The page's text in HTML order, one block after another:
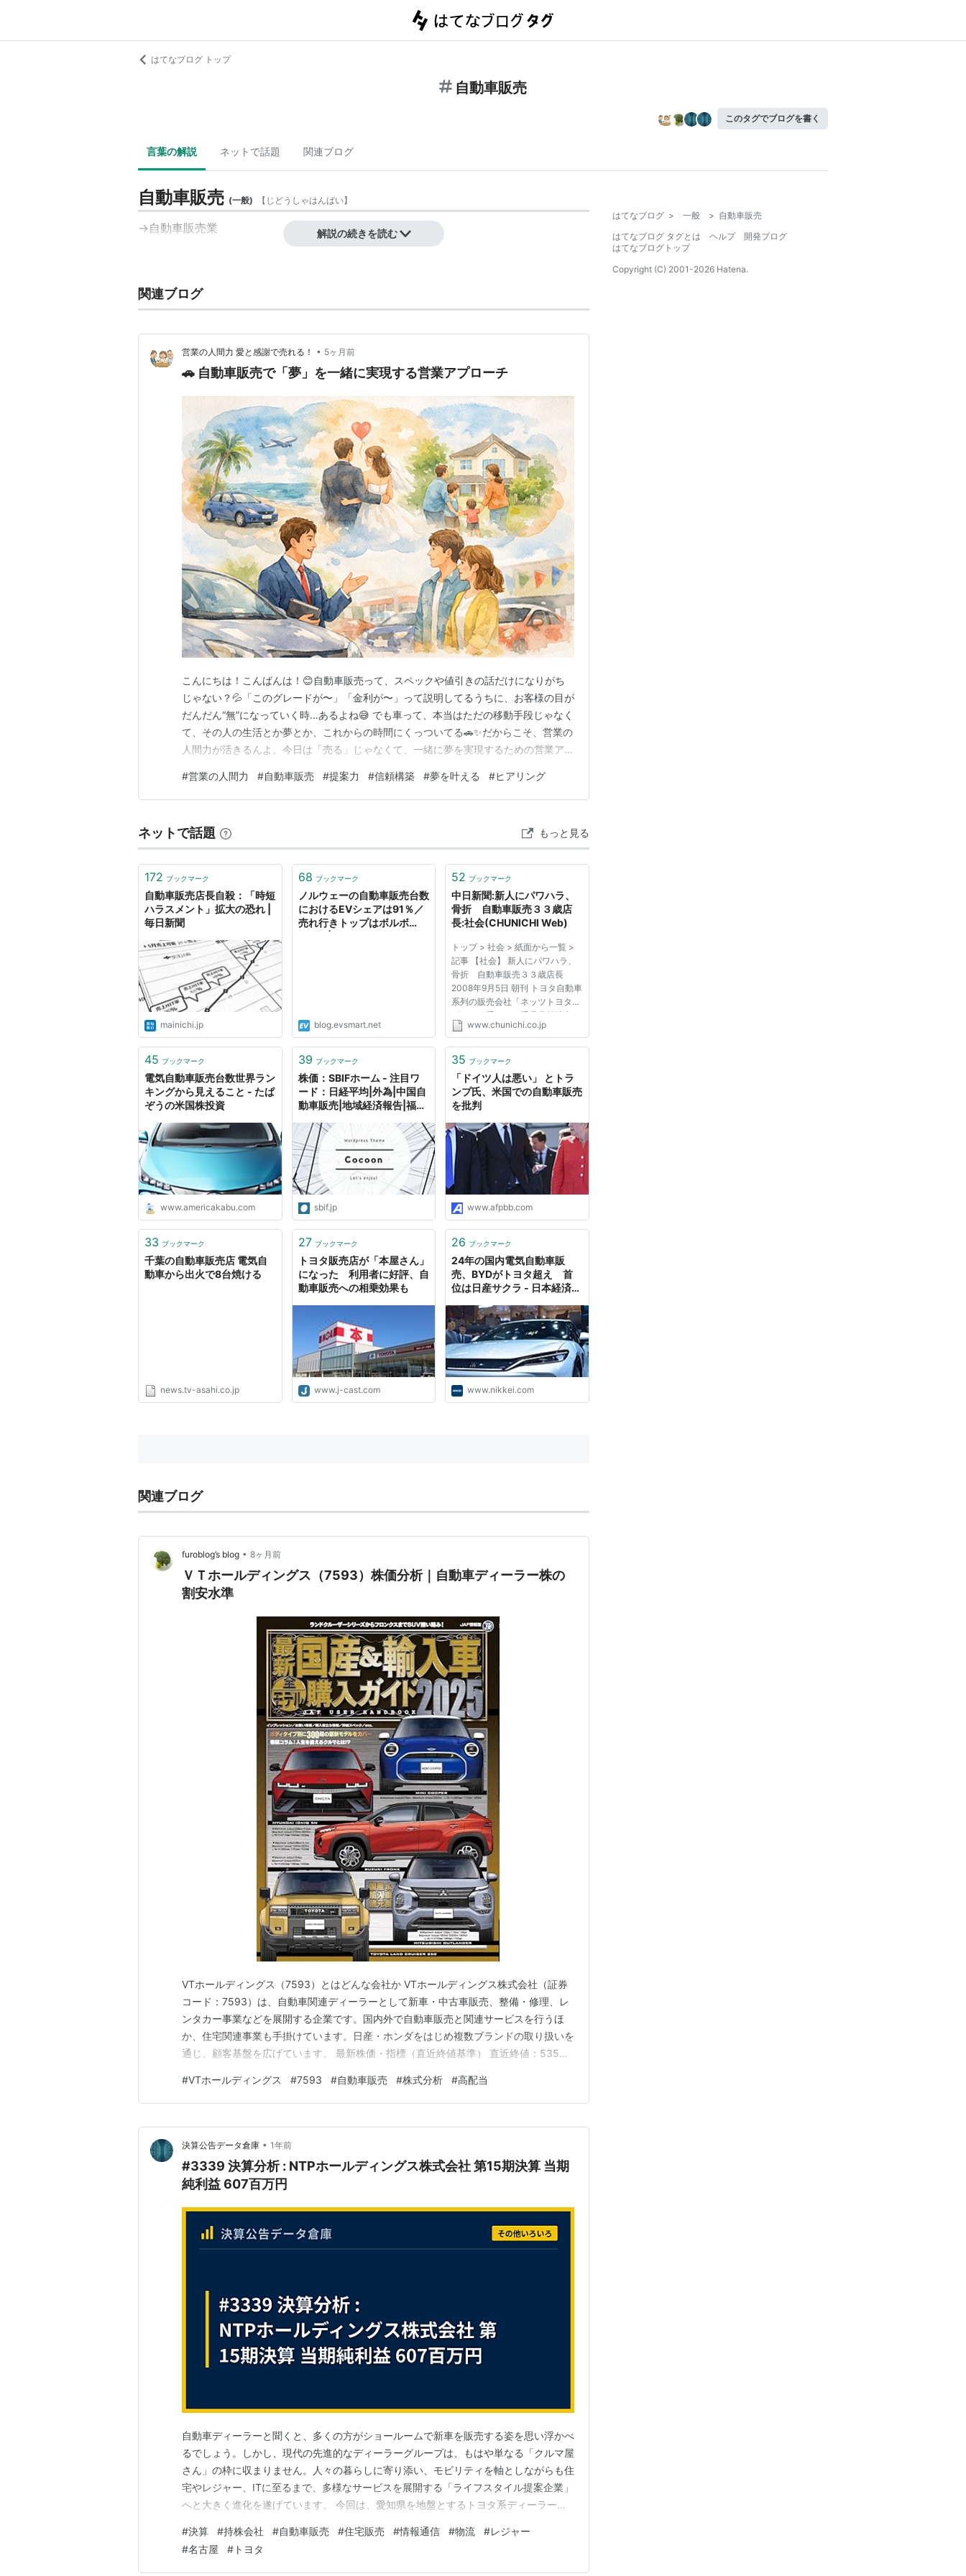
はてなブログ トップ
自動車販売
このタグでブログを書く
言葉の解説 ネットで話題 関連ブログ
自動車販売 (一般) 【 じどうしゃはんばい】
→自動車販売業 解説の続きを読む
関連ブログ
営業の人間力 愛と感謝で売れる！ • 5ヶ月前
🚗 自動車販売で「夢」を一緒に実現する営業アプローチ
こんにちは！こんばんは！😊自動車販売って、スペックや値引きの話だけになりがち
じゃない？💦「このグレードが〜」「金利が〜」って説明してるうちに、お客様の目が
だんだん“無”になっていく時…あるよね😅 でも車って、本当はただの移動手段じゃなく
て、その人の生活とか夢とか、これからの時間にくっついてる🚗✨だからこそ、営業の
人間力が活きるんよ。今日は「売る」じゃなくて、一緒に夢を実現するための営業アプ
に“気持ち”が動く商品なんよ😊お客様の中には、こんな夢が入ってる👇🌈 家族で旅行に
行きたい👨‍👩‍👧‍👦 週末のドライブが楽しみ…
#営業の人間力 #自動車販売 #提案力 #信頼構築 #夢を叶える #ヒアリング
ネットで話題 もっと見る
172 ブックマーク
自動車販売店長自殺：「時短
ハラスメント」拡大の恐れ |
毎日新聞
mainichi.jp
68 ブックマーク
ノルウェーの自動車販売台数
におけるEVシェアは91％／
売れ行きトップはボルボ
blog.evsmart.net
52 ブックマーク
中日新聞:新人にパワハラ、
骨折 自動車販売３３歳店
長:社会(CHUNICHI Web)
トップ > 社会 > 紙面から一覧 >
記事 【社会】 新人にパワハラ、
骨折 自動車販売３３歳店長
2008年9月5日 朝刊 トヨタ自動車
系列の販売会社「ネッツトヨタノ
ヴェル三重」の三重県北勢地方の
店舗で、男性店長（３３）が新入
返し胸や顔を殴り、肋骨（ろっこ
www.chunichi.co.jp
45 ブックマーク
電気自動車販売台数世界ラン
キングから見えること - たぱ
ぞうの米国株投資
www.americakabu.com
39 ブックマーク
株価：SBIFホーム - 注目ワ
ード：日経平均|外為|中国自
動車販売|地域経済報告|福島
sbif.jp
35 ブックマーク
「ドイツ人は悪い」 とトラ
ンプ氏、米国での自動車販売
を批判
www.afpbb.com
33 ブックマーク
千葉の自動車販売店 電気自
動車から出火で8台焼ける
news.tv-asahi.co.jp
27 ブックマーク
トヨタ販売店が「本屋さん」
になった 利用者に好評、自
動車販売への相乗効果も
www.j-cast.com
26 ブックマーク
24年の国内電気自動車販
売、BYDがトヨタ超え 首
位は日産サクラ - 日本経済新
www.nikkei.com
関連ブログ
furoblog’s blog • 8ヶ月前
ＶＴホールディングス（7593）株価分析｜自動車ディーラー株の
割安水準
VTホールディングス（7593）とはどんな会社か VTホールディングス株式会社（証券
コード：7593）は、自動車関連ディーラーとして新車・中古車販売、整備・修理、レ
ンタカー事業などを展開する企業です。国内外で自動車販売と関連サービスを行うほ
か、住宅関連事業も手掛けています。日産・ホンダをはじめ複数ブランドの取り扱いを
通じ、顧客基盤を広げています。 最新株価・指標（直近終値基準） 直近終値：535円
PBR：約0.86倍 配当利回り：約4.5％ 株主優待：なし 時価総額：約657億円前後 直近
の投資指標ではP…
#VTホールディングス #7593 #自動車販売 #株式分析 #高配当
決算公告データ倉庫 • 1年前
#3339 決算分析 : NTPホールディングス株式会社 第15期決算 当期
純利益 607百万円
自動車ディーラーと聞くと、多くの方がショールームで新車を販売する姿を思い浮かべ
るでしょう。しかし、現代の先進的なディーラーグループは、もはや単なる「クルマ屋
さん」の枠に収まりません。人々の暮らしに寄り添い、モビリティを軸としながらも住
宅やレジャー、ITに至るまで、多様なサービスを展開する「ライフスタイル提案企業」
へと大きく進化を遂げています。 今回は、愛知県を地盤とするトヨタ系ディーラーの
当てます。名古屋トヨペットを中核に、住宅、情報通信、さらにはeスポーツやドロー
ン事業まで手掛ける巨大企業グループの司令塔は、どの…
#決算 #持株会社 #自動車販売 #住宅販売 #情報通信 #物流 #レジャー
#名古屋 # トヨタ
はてなブログ > 一般 > 自動車販売
はてなブログ タグとは
ヘルプ
開発ブログ
はてなブログトップ
Copyright (C) 2001-2026 Hatena.